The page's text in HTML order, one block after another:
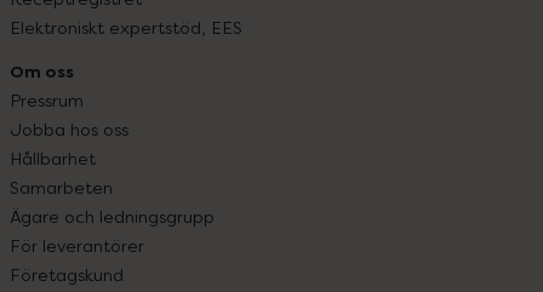
Elektroniskt expertstöd, EES
Om oss
Pressrum
Jobba hos oss
Hållbarhet
Samarbeten
Ägare och ledningsgrupp
För leverantörer
Företagskund